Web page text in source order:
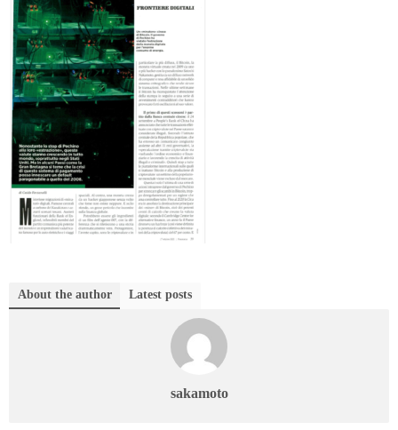
About the author Latest posts
sakamoto